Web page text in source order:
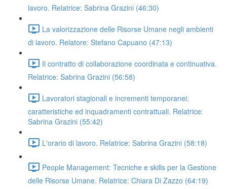
lavoro. Relatrice: Sabrina Grazini (46:30)
La valorizzazione delle Risorse Umane negli ambienti
di lavoro. Relatore: Stefano Capuano (47:13)
Il contratto di collaborazione coordinata e continuativa.
Relatrice: Sabrina Grazini (56:58)
Lavoratori stagionali e incrementi temporanei:
caratteristiche ed inquadramenti contrattuali. Relatrice:
Sabrina Grazini (55:42)
L'orario di lavoro. Relatrice: Sabrina Grazini (58:18)
People Management: Tecniche e skills per la Gestione
delle Risorse Umane. Relatrice: Chiara Di Zazzo (64:19)